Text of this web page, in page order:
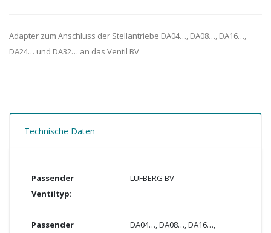
Adapter zum Anschluss der Stellantriebe DA04…, DA08…, DA16…,
DA24… und DA32… an das Ventil BV
Technische Daten
Passender
Ventiltyp:
LUFBERG BV
Passender
DA04…, DA08…, DA16…,